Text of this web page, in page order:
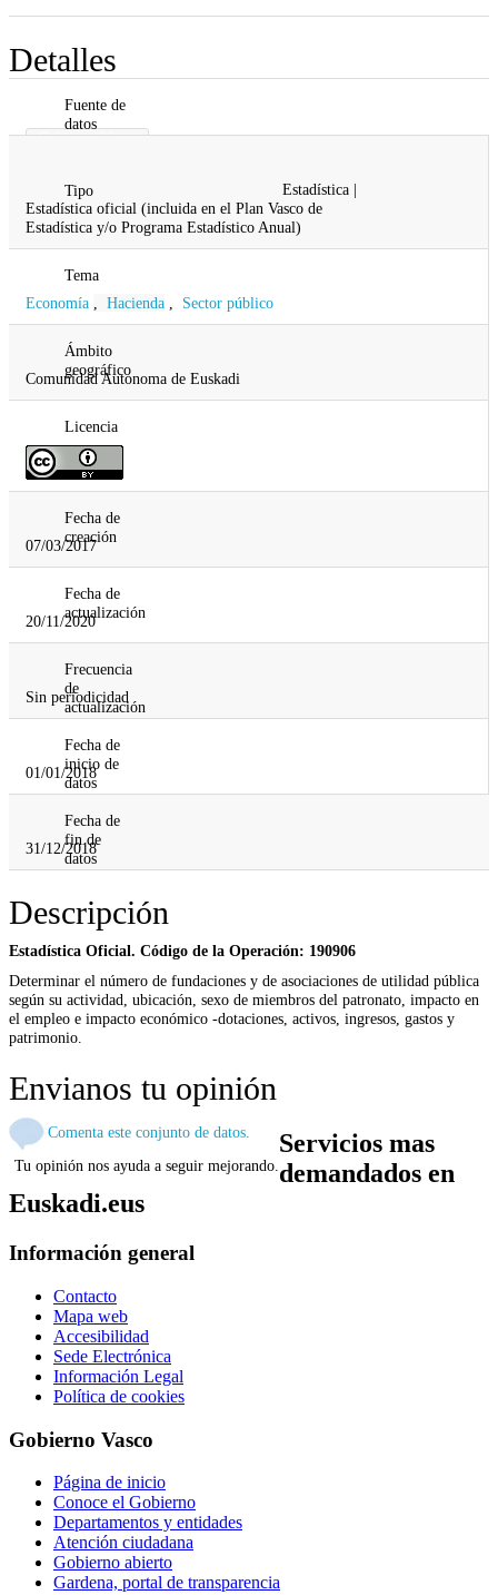
Detalles
Fuente de
datos
Gobierno Vasco
Tipo
Estadística |
Estadística oficial (incluida en el Plan Vasco de
Estadística y/o Programa Estadístico Anual)
Tema
Economía
Hacienda Sector público
Ámbito
geográfico
Comunidad Autonoma de Euskadi
Licencia
Fecha de
creación
07/03/2017
Fecha de
actualización
20/11/2020
Frecuencia
de
actualización
Sin periodicidad
Fecha de
inicio de
datos
01/01/2018
Fecha de
fin de
datos
31/12/2018
Descripción
Estadística Oficial. Código de la Operación: 190906
Determinar el número de fundaciones y de asociaciones de utilidad pública
según su actividad, ubicación, sexo de miembros del patronato, impacto en
el empleo e impacto económico -dotaciones, activos, ingresos, gastos y
patrimonio.
Envianos tu opinión
Comenta este conjunto de datos.
Tu opinión nos ayuda a seguir mejorando.
Servicios mas
demandados en
Euskadi.eus
Información general
Contacto
Mapa web
Accesibilidad
Sede Electrónica
Información Legal
Política de cookies
Gobierno Vasco
Página de inicio
Conoce el Gobierno
Departamentos y entidades
Atención ciudadana
Gobierno abierto
Gardena, portal de transparencia